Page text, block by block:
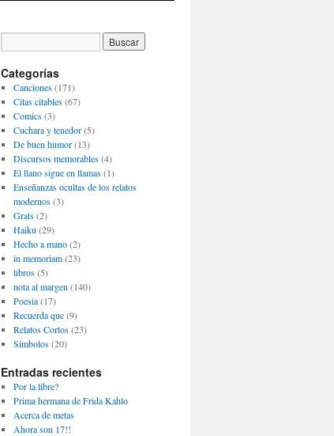
Categorías
Canciones(171)
Citas citables(67)
Comics(3)
Cuchara y tenedor(5)
De buen humor(13)
Discursos memorables(4)
El llano sigue en llamas(1)
Enseñanzas ocultas de los relatos
modernos(3)
Grats(2)
Haiku (29)
Hecho a mano(2)
in memoriam(23)
libros(5)
nota al margen (140)
Poesia(17)
Recuerda que(9)
Relatos Cortos(23)
Símbolos(20)
Entradas recientes
Por la libre?
Prima hermana de Frida Kahlo
Acerca de metas
Ahora son 17!!